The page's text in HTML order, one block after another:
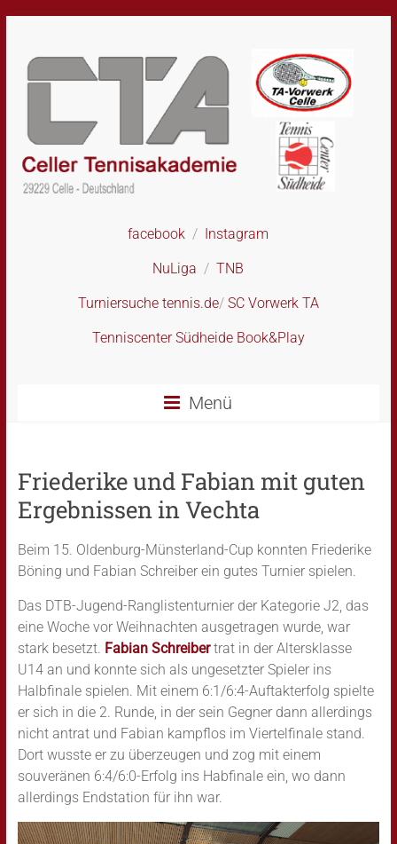
content
Tennisakademie
facebook / Instagram
NuLiga /TNB
Turniersuche tennis.de/ SC Vorwerk TA
Tenniscenter Südheide Book&Play
Menü
Friederike und Fabian mit guten
Ergebnissen in Vechta
Beim 15. Oldenburg-Münsterland-Cup konnten Friederike
Böning und Fabian Schreiber ein gutes Turnier spielen.
Das DTB-Jugend-Ranglistenturnier der Kategorie J2, das
eine Woche vor Weihnachten ausgetragen wurde, war
stark besetzt. Fabian Schreibertrat in der Altersklasse
U14 an und konnte sich als ungesetzter Spieler ins
Halbfinale spielen. Mit einem 6:1/6:4-Auftakterfolg spielte
er sich in die 2. Runde, in der sein Gegner dann allerdings
nicht antrat und Fabian kampflos im Viertelfinale stand.
Dort wusste er zu überzeugen und zog mit einem
souveränen 6:4/6:0-Erfolg ins Habfinale ein, wo dann
allerdings Endstation für ihn war.